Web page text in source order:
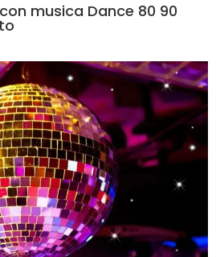
musica Dance 80 90